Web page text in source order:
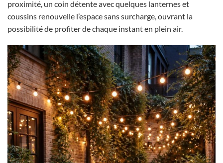
proximité, un coin détente avec quelques lanternes et
coussins renouvelle l’espace sans surcharge, ouvrant la
possibilité de profiter de chaque instant en plein air.